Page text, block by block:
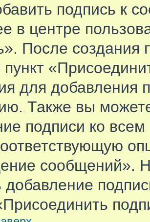
подпись к
в центре
После создания
для добавления
Также вы
подписи ко
сообщений».
добавление